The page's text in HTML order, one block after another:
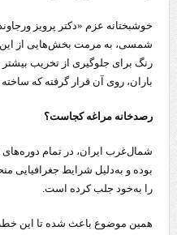
خوشبختانه عزم «دکتر پرویز
شمسی، به مرمت بخش‌هایی از این
رنگ برای جلوگیری از تخریب بیشتر
باران، روی آن قرار گرفته که
رصدخانه مراغه کجاست؟
شمال‌غرب ایران، در تمام دوره‌های
بوده و به‌دلیل شرایط جغرافیایی
را به‌خود جلب کرده است.
همین موضوع باعث شده تا این